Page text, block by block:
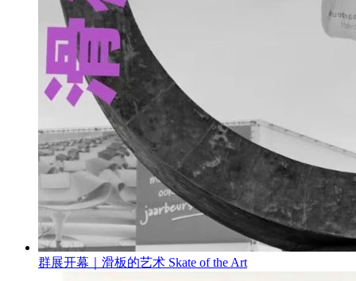
群展开幕｜滑板的艺术 Skate of the Art